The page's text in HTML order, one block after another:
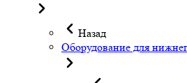
Назад
Оборудование для